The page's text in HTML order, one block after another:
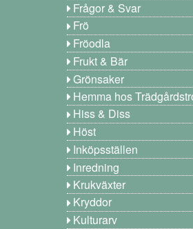
Frågor & Svar
Frö
Fröodla
Frukt & Bär
Grönsaker
Hemma hos
Hiss & Diss
Höst
Inköpsställen
Inredning
Krukväxter
Kryddor
Kulturarv